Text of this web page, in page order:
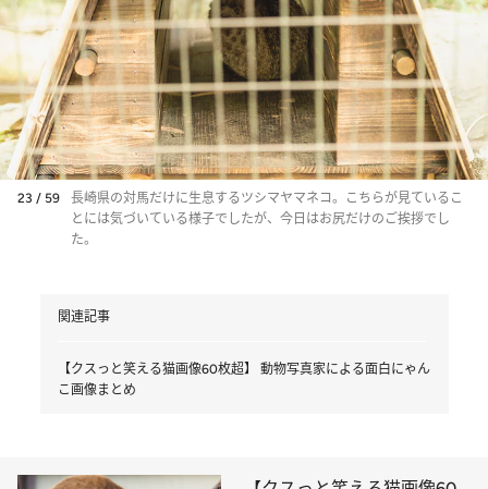
23 / 59
長崎県の対馬だけに生息するツシマヤマネコ。こちらが見ているこ
とには気づいている様子でしたが、今日はお尻だけのご挨拶でし
た。
関連記事
【クスっと笑える猫画像60枚超】 動物写真家による面白にゃん
こ画像まとめ